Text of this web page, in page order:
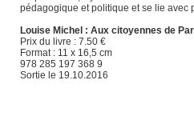
pédagogique et politique et se lie
Louise Michel : Aux citoyennes de
Prix du livre : 7.50 €
Format : 11 x 16,5 cm
978 285 197 368 9
Sortie le 19.10.2016